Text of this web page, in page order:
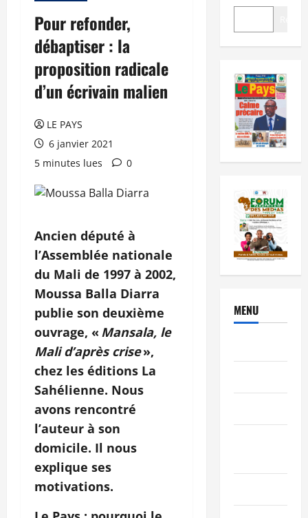
Pour refonder,
débaptiser : la
proposition radicale
d’un écrivain malien
LE PAYS
6 janvier 2021
5 minutes lues
0
Ancien député à
l’Assemblée nationale
du Mali de 1997 à 2002,
Moussa Balla Diarra
publie son deuxième
ouvrage, « Mansala, le
Mali d’après crise»,
chez les éditions La
Sahélienne. Nous
avons rencontré
l’auteur à son
domicile. Il nous
explique ses
motivations.
MENU